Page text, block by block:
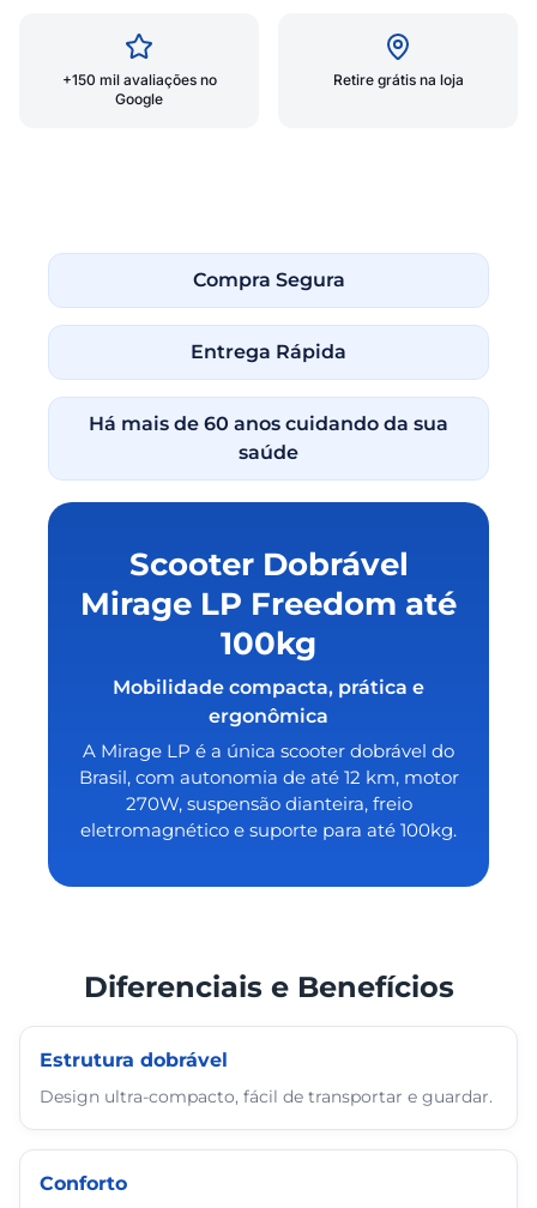
+150 mil avaliações no
Google
Retire grátis na loja
Compra Segura
Entrega Rápida
Há mais de 60 anos cuidando da sua
saúde
Scooter Dobrável
Mirage LP Freedom até
100kg
Mobilidade compacta, prática e
ergonômica
A Mirage LP é a única scooter dobrável do
Brasil, com autonomia de até 12 km, motor
270W, suspensão dianteira, freio
eletromagnético e suporte para até 100kg.
Diferenciais e Benefícios
Estrutura dobrável
Design ultra-compacto, fácil de transportar e guardar.
Conforto